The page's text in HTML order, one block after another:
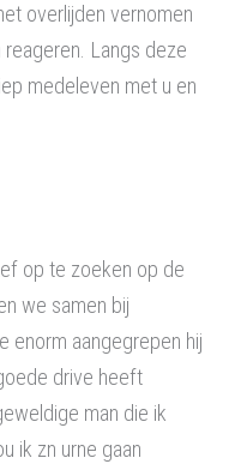
overlijden vernomen
Langs deze
medeleven met u en
op te zoeken op de
we samen bij
enorm aangegrepen hij
drive heeft
man die ik
ik zn urne gaan